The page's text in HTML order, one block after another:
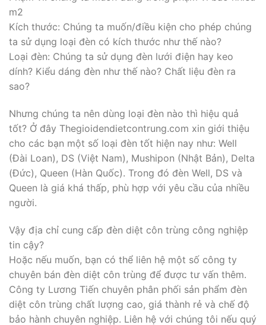
m2
Kích thước: Chúng ta muốn/điều kiện cho phép chúng
ta sử dụng loại đèn có kích thước như thế nào?
Loại đèn: Chúng ta sử dụng đèn lưới điện hay keo
dính? Kiểu dáng đèn như thế nào? Chất liệu đèn ra
sao?
Nhưng chúng ta nên dùng loại đèn nào thì hiệu quả
tốt? Ở đây Thegioidendietcontrung.com xin giới thiệu
cho các bạn một số loại đèn tốt hiện nay như: Well
(Đài Loan), DS (Việt Nam), Mushipon (Nhật Bản), Delta
(Đức), Queen (Hàn Quốc). Trong đó đèn Well, DS và
Queen là giá khá thấp, phù hợp với yêu cầu của nhiều
người.
Vậy địa chỉ cung cấp đèn diệt côn trùng công nghiệp
tin cậy?
Hoặc nếu muốn, bạn có thể liên hệ một số công ty
chuyên bán đèn diệt côn trùng để được tư vấn thêm.
Công ty Lương Tiến chuyên phân phối sản phẩm đèn
diệt côn trùng chất lượng cao, giá thành rẻ và chế độ
bảo hành chuyên nghiệp. Liên hệ với chúng tôi nếu quý